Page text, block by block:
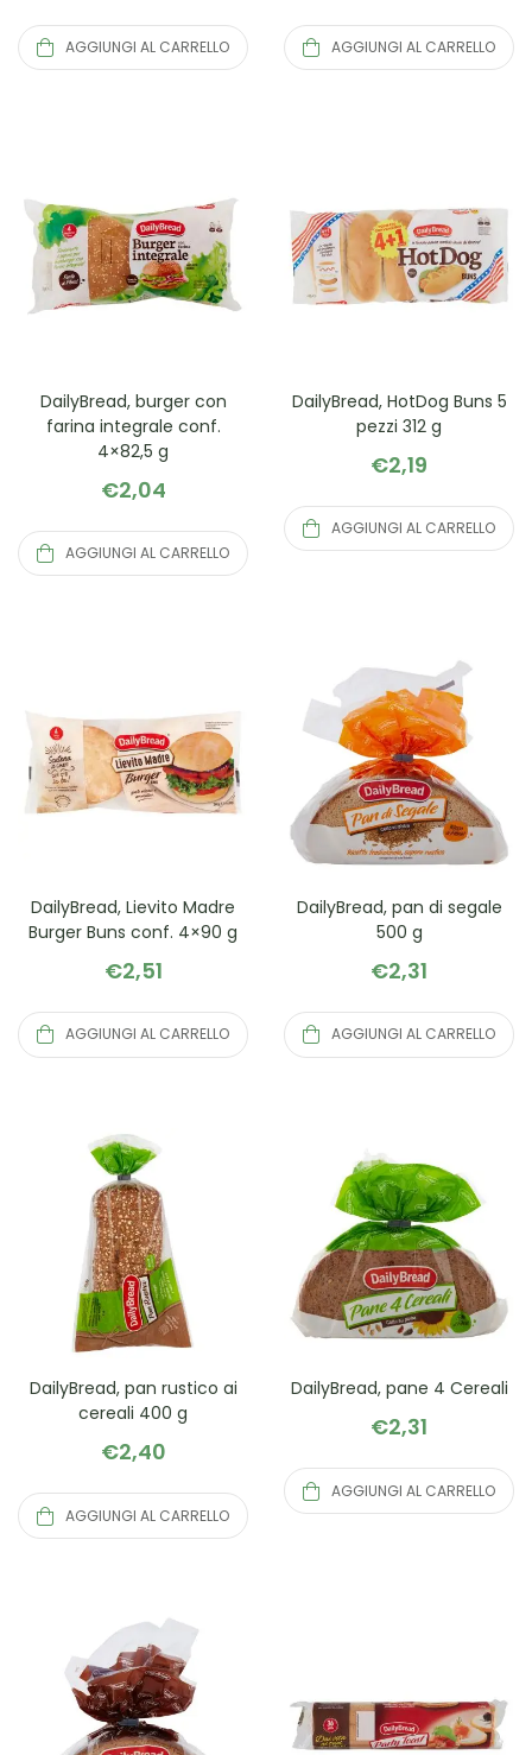
AGGIUNGI AL CARRELLO AGGIUNGI AL CARRELLO
DailyBread, burger con
farina integrale conf.
4×82,5 g
€2,04
AGGIUNGI AL CARRELLO
DailyBread, HotDog Buns 5
pezzi 312 g
€2,19
AGGIUNGI AL CARRELLO
DailyBread, Lievito Madre
Burger Buns conf. 4×90 g
€2,51
AGGIUNGI AL CARRELLO
DailyBread, pan di segale
500 g
€2,31
AGGIUNGI AL CARRELLO
DailyBread, pan rustico ai
cereali 400 g
€2,40
AGGIUNGI AL CARRELLO
DailyBread, pane 4 Cereali
€2,31
AGGIUNGI AL CARRELLO